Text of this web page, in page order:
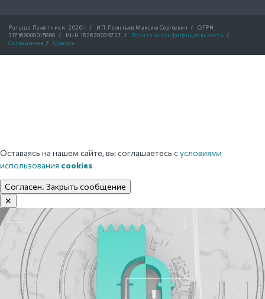
Ратуша Памятники. 2026г. / ИП Леонтьев Максим Сергеевич /
ОГРН
317169000015890 / ИНН 162620029727 / Политика конфиденциальности /
Соглашение / Оферта
Оставаясь на нашем сайте, вы соглашаетесь сусловиями
использования cookies
Согласен. Закрыть сообщение
✕